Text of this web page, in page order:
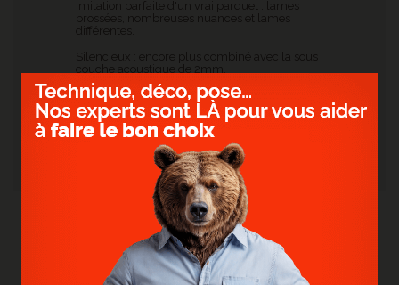
Imitation parfaite d'un vrai parquet : lames
brossées, nombreuses nuances et lames
différentes.
Silencieux : encore plus combiné avec la sous
couche acoustique de 2mm.
Idéal en rénovation : très faible épaisseur pour
une résistance maximale.
Accessoires assortis : combinez les plinthes et
autres barres de seuil dans la teinte de votre
NOS RÉALISATIONS